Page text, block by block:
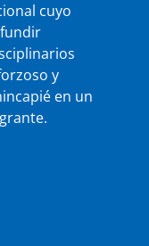
cuyo
y
en un